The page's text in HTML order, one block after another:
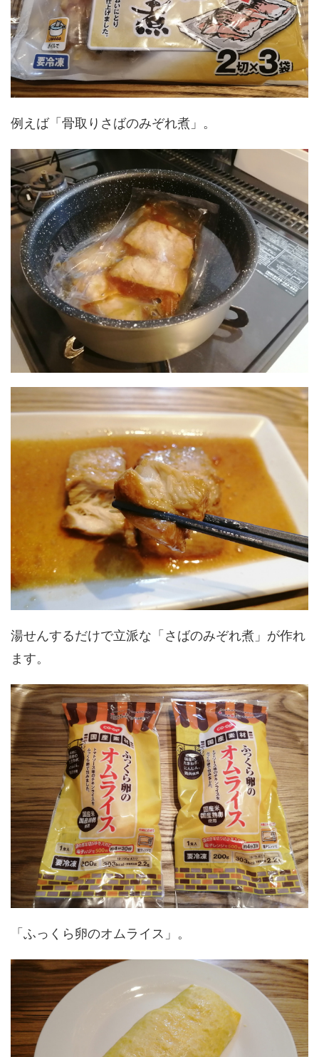
例えば「骨取りさばのみぞれ煮」。
湯せんするだけで立派な「さばのみぞれ煮」が作れ
ます。
「ふっくら卵のオムライス」。